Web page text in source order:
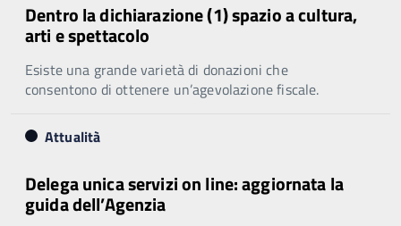
Dentro la dichiarazione (1) spazio a cultura,
arti e spettacolo
Esiste una grande varietà di donazioni che
consentono di ottenere un’agevolazione fiscale.
Attualità
Delega unica servizi on line: aggiornata la
guida dell’Agenzia